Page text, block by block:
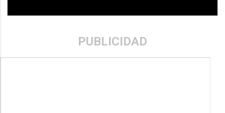
PUBLICIDAD